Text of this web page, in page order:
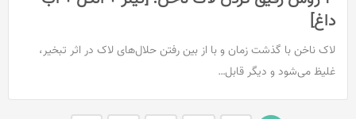
داغ]
لاک‌‌ ناخن با گذشت زمان و با از بین رفتن حلال‌‌های لاک در اثر تبخیر،
غلیظ ‌می‌شود و دیگر قابل…